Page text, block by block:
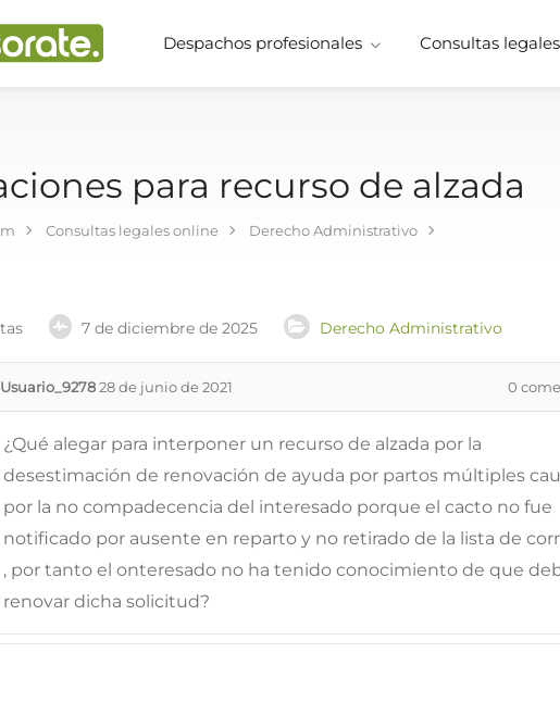
Despachos profesionales Consultas
para recurso de alzada
Consultas legales online Derecho Administrativo
7 de diciembre de 2025 Derecho Administrativo
Usuario_927828 de junio de 2021 0
¿Qué alegar para interponer un recurso de alzada por la
desestimación de renovación de ayuda por partos múltiples
por la no compadecencia del interesado porque el cacto no fue
notificado por ausente en reparto y no retirado de la lista de
, por tanto el onteresado no ha tenido conocimiento de que
renovar dicha solicitud?